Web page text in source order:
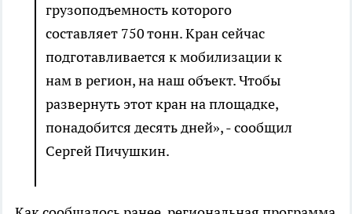
грузоподъемность которого
составляет 750 тонн. Кран сейчас
подготавливается к мобилизации к
нам в регион, на наш объект. Чтобы
развернуть этот кран на площадке,
понадобится десять дней», - сообщил
Сергей Пичушкин.